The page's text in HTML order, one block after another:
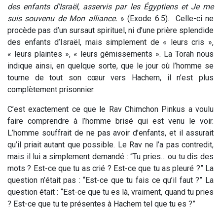
des enfants d'Israël, asservis par les Égyptiens et Je me
suis souvenu de Mon alliance. » (Exode 6.5). Celle-ci ne
procède pas d’un sursaut spirituel, ni d’une prière splendide
des enfants d’Israël, mais simplement de « leurs cris »,
« leurs plaintes », « leurs gémissements ». La Torah nous
indique ainsi, en quelque sorte, que le jour où l’homme se
tourne de tout son cœur vers Hachem, il n’est plus
complètement prisonnier.
C’est exactement ce que le Rav Chimchon Pinkus a voulu
faire comprendre à l’homme brisé qui est venu le voir.
L’homme souffrait de ne pas avoir d’enfants, et il assurait
qu’il priait autant que possible. Le Rav ne l’a pas contredit,
mais il lui a simplement demandé : “Tu pries… ou tu dis des
mots ? Est-ce que tu as crié ? Est-ce que tu as pleuré ?” La
question n’était pas : “Est-ce que tu fais ce qu’il faut ?” La
question était : “Est-ce que tu es là, vraiment, quand tu pries
? Est-ce que tu te présentes à Hachem tel que tu es ?”